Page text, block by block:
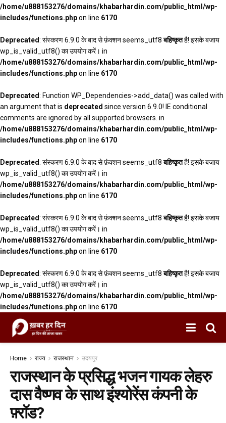
/home/u888153276/domains/khabarhardin.com/public_html/wp-
includes/functions.phpon line 6170
Deprecated: संस्करण 6.9.0 के बाद से फ़ंक्शन seems_utf8बहिष्कृतहै! इसके बजाय
wp_is_valid_utf8() का उपयोग करें। in
/home/u888153276/domains/khabarhardin.com/public_html/wp-
includes/functions.phpon line 6170
Deprecated: Function WP_Dependencies->add_data() was called with
an argument that is deprecated since version 6.9.0! IE conditional
comments are ignored by all supported browsers. in
/home/u888153276/domains/khabarhardin.com/public_html/wp-
includes/functions.phpon line 6170
Deprecated: संस्करण 6.9.0 के बाद से फ़ंक्शन seems_utf8बहिष्कृतहै! इसके बजाय
wp_is_valid_utf8() का उपयोग करें। in
/home/u888153276/domains/khabarhardin.com/public_html/wp-
includes/functions.phpon line 6170
Deprecated: संस्करण 6.9.0 के बाद से फ़ंक्शन seems_utf8बहिष्कृतहै! इसके बजाय
wp_is_valid_utf8() का उपयोग करें। in
/home/u888153276/domains/khabarhardin.com/public_html/wp-
includes/functions.phpon line 6170
Deprecated: संस्करण 6.9.0 के बाद से फ़ंक्शन seems_utf8बहिष्कृतहै! इसके बजाय
wp_is_valid_utf8() का उपयोग करें। in
/home/u888153276/domains/khabarhardin.com/public_html/wp-
includes/functions.phpon line 6170
Home राज्य राजस्थान उदयपुर
राजस्थान के प्रसिद्ध भजन गायक लेहरु
दास वैष्णव के साथ इंश्योरेंस कंपनी के
फ़्रॉड?